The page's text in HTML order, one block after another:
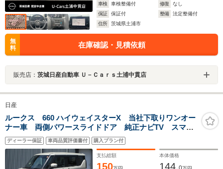
車検
車検整備付 修復
なし
保証
保証付 整備
法定整備付
住所
茨城県土浦市
無
料
在庫確認・見積依頼
販売店： 茨城日産自動車 Ｕ－Ｃａｒｓ土浦中貫店
日産
ルークス 660 ハイウェイスターX 当社下取りワンオー
ナー車 両側パワースライドドア 純正ナビTV スマー
トルームミラー アラウンドビューモニタ LEDヘッド
ライト 純正ドライブレコーダー ETC インテリジェ
ントキー2個あり 禁煙車
ディーラー保証 車両品質評価書付 購入プラン付
支払総額
150
本体価格
144.